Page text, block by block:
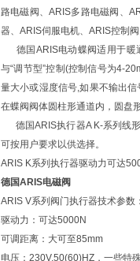
路电磁阀、ARIS多路电磁阀、
器、ARIS伺服电机、ARIS控制
德国ARIS电动蝶阀适用于暖
与“调节型”控制(控制信号为4-
量大小或湿度信号,如果不输出
在蝶阀阀体圆柱形通道内，圆盘
德国ARIS执行器A K-系列线形
可按用户要求以供选择。
ARIS K系列执行器驱动力可达
德国ARIS电磁阀
ARIS V系列阀门执行器技术参数
驱动力：可达5000N
可调距离：大可至85mm
电压：230V,50(60)HZ，一些特